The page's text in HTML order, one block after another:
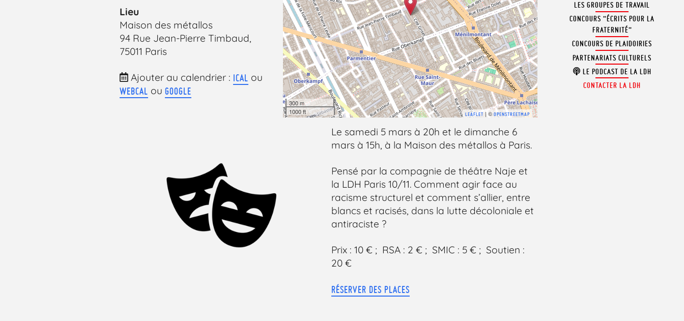
300 m
1000 ft
LEAFLET| ©OPENSTREETMAP
Lieu
Maison des métallos
94 Rue Jean-Pierre Timbaud,
75011 Paris
Ajouter au calendrier : ICAL ou
WEBCAL ouGOOGLE
Le samedi 5 mars à 20h et le dimanche 6
mars à 15h, à la Maison des métallos à Paris.
Pensé par la compagnie de théâtre Naje et
la LDH Paris 10/11. Comment agir face au
racisme structurel et comment s’allier, entre
blancs et racisés, dans la lutte décoloniale et
antiraciste ?
Prix : 10 € ; RSA : 2 € ; SMIC : 5 € ; Soutien :
20 €
RÉSERVER DES PLACES
LES GROUPES DE TRAVAIL
CONCOURS “ÉCRITS POUR LA
FRATERNITÉ”
CONCOURS DE PLAIDOIRIES
PARTENARIATS CULTURELS
LE PODCAST DE LA LDH
CONTACTER LA LDH